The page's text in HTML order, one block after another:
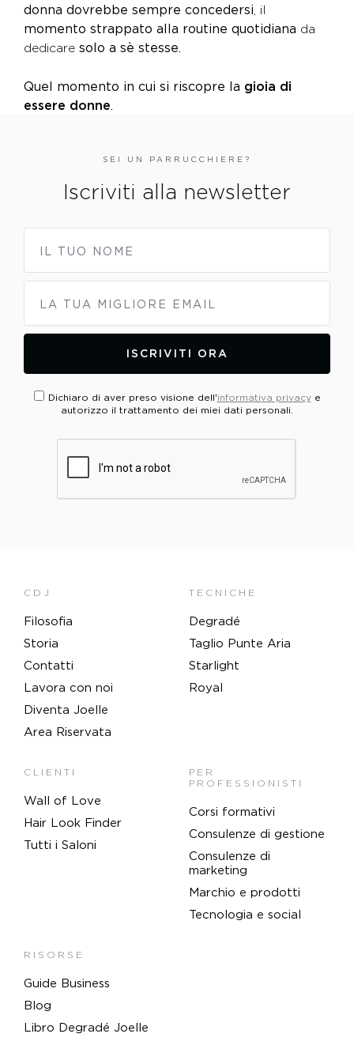
donna dovrebbe sempre concedersi , il
momento strappato alla routine quotidiana da
dedicare solo a sè stesse.
Quel momento in cui si riscopre la gioia di
essere donne.
SEI UN PARRUCCHIERE?
Iscriviti alla newsletter
IL TUO NOME
LA TUA MIGLIORE EMAIL
ISCRIVITI ORA
Dichiaro di aver preso visione dell'informativa privacye
autorizzo il trattamento dei miei dati personali.
PLEASE VERIFY YOUR REQUEST*
CDJ
Filosofia
Storia
Contatti
Lavora con noi
Diventa Joelle
Area Riservata
TECNICHE
Degradé
Taglio Punte Aria
Starlight
Royal
CLIENTI
Wall of Love
Hair Look Finder
Tutti i Saloni
PER
PROFESSIONISTI
Corsi formativi
Consulenze di gestione
Consulenze di
marketing
Marchio e prodotti
Tecnologia e social
RISORSE
Guide Business
Blog
Libro Degradé Joelle